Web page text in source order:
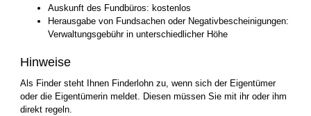
Auskunft des Fundbüros: kostenlos
Herausgabe von Fundsachen oder Negativbescheinigungen:
Verwaltungsgebühr in unterschiedlicher Höhe
Hinweise
Als Finder steht Ihnen Finderlohn zu, wenn sich der Eigentümer
oder die Eigentümerin meldet. Diesen müssen Sie mit ihr oder ihm
direkt regeln.